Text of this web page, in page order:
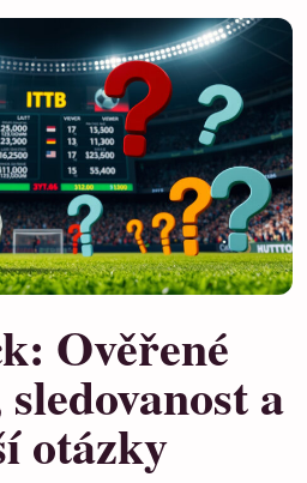
Ověřené
a
otázky